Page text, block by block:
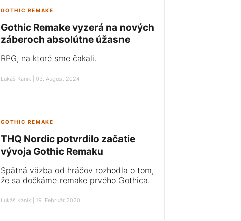
GOTHIC REMAKE
Gothic Remake vyzerá na nových
záberoch absolútne úžasne
RPG, na ktoré sme čakali.
Lukáš Kanik | 03. August 2024
GOTHIC REMAKE
THQ Nordic potvrdilo začatie
vývoja Gothic Remaku
Spätná väzba od hráčov rozhodla o tom,
že sa dočkáme remake prvého Gothica.
Lukáš Kanik | 19. Február 2020